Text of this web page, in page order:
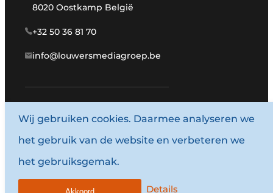
8020 Oostkamp België
+32 50 36 81 70
info@louwersmediagroep.be
www.louwersmediagroep.com
© 1987 - 2026 Louwersmediagroep.
Termes et conditions
Wij gebruiken cookies. Daarmee analyseren we
het gebruik van de website en verbeteren we
het gebruiksgemak.
Details